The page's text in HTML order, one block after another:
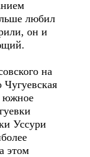
любил
он и
на
Чугуевская
южное
Уссури
этом